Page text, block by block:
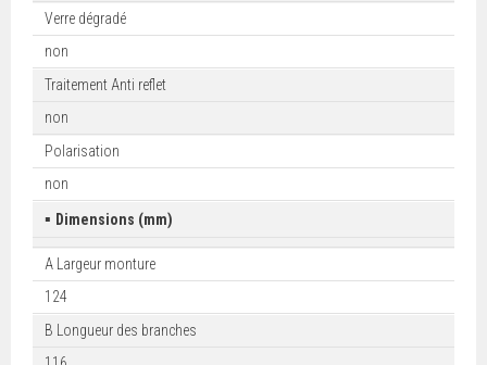
Verre dégradé
non
Traitement Anti reflet
non
Polarisation
non
▪ Dimensions (mm)
A Largeur monture
124
B Longueur des branches